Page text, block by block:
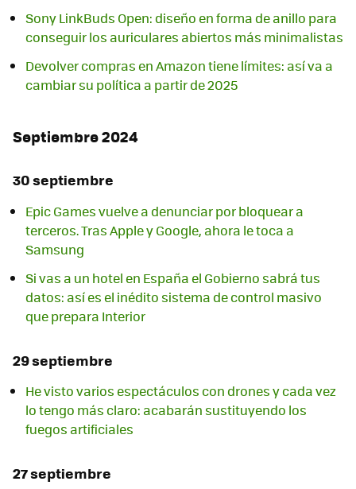
Sony LinkBuds Open: diseño en forma de anillo para
conseguir los auriculares abiertos más minimalistas
Devolver compras en Amazon tiene límites: así va a
cambiar su política a partir de 2025
Septiembre 2024
30 septiembre
Epic Games vuelve a denunciar por bloquear a
terceros. Tras Apple y Google, ahora le toca a
Samsung
Si vas a un hotel en España el Gobierno sabrá tus
datos: así es el inédito sistema de control masivo
que prepara Interior
29 septiembre
He visto varios espectáculos con drones y cada vez
lo tengo más claro: acabarán sustituyendo los
fuegos artificiales
27 septiembre